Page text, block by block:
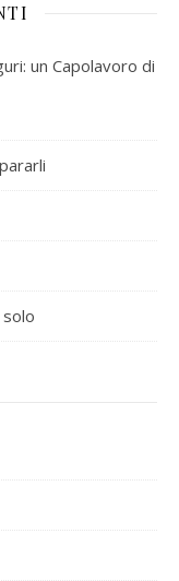
un Capolavoro di
solo